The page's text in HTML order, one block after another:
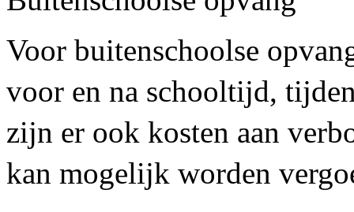
Voor buitenschoolse
voor en na schooltijd,
zijn er ook kosten aan
kan mogelijk worden